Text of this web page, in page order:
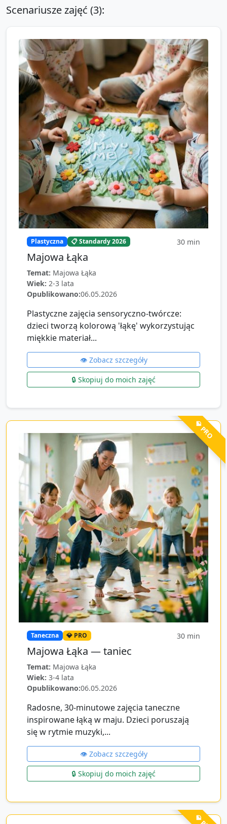
Scenariusze zajęć (3):
Plastyczna 📋 Standardy 2026 30 min
Majowa Łąka
Temat: Majowa Łąka
Wiek: 2-3 lata
Opublikowano:06.05.2026
Plastyczne zajęcia sensoryczno-twórcze:
dzieci tworzą kolorową 'łąkę' wykorzystując
miękkie materiał...
👁️ Zobacz szczegóły
🔒 Skopiuj do moich zajęć
💎 PRO
Taneczna 💎 PRO 30 min
Majowa Łąka — taniec
Temat: Majowa Łąka
Wiek: 3-4 lata
Opublikowano:06.05.2026
Radosne, 30‑minutowe zajęcia taneczne
inspirowane łąką w maju. Dzieci poruszają
się w rytmie muzyki,...
👁️ Zobacz szczegóły
🔒 Skopiuj do moich zajęć